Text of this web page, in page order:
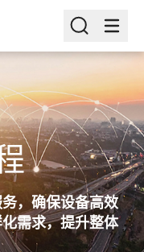
，确保设备高效
需求，提升整体